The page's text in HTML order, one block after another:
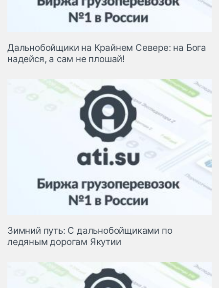
Дальнобойщики на Крайнем Севере: на Бога
надейся, а сам не плошай!
Зимний путь: С дальнобойщиками по
ледяным дорогам Якутии